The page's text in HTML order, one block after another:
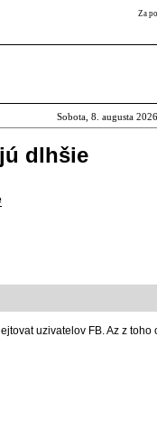
Za
Sobota, 8. augusta
dlhšie
uzivatelov FB. Az z toho